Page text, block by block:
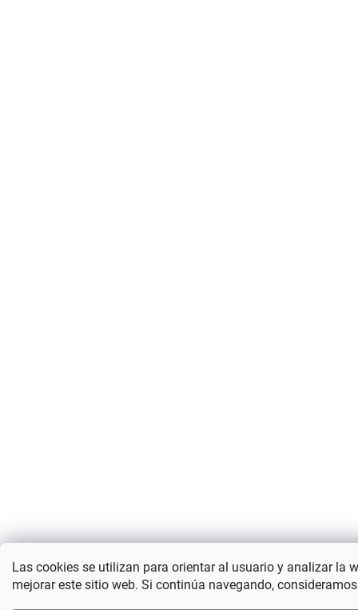
Las cookies se utilizan para orientar al usuario y analizar la
mejorar este sitio web. Si continúa navegando,